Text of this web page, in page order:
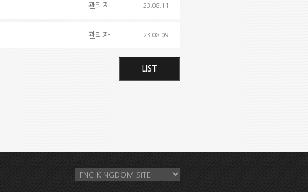
관리자 23.08.11
관리자 23.08.09
LIST